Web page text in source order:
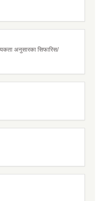
अनुसारका सिफारिस/